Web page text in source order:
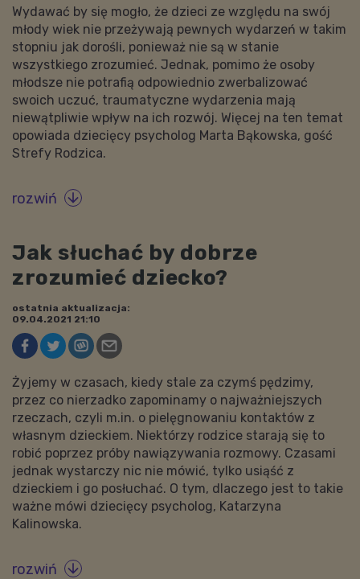
Wydawać by się mogło, że dzieci ze względu na swój
młody wiek nie przeżywają pewnych wydarzeń w takim
stopniu jak dorośli, ponieważ nie są w stanie
wszystkiego zrozumieć. Jednak, pomimo że osoby
młodsze nie potrafią odpowiednio zwerbalizować
swoich uczuć, traumatyczne wydarzenia mają
niewątpliwie wpływ na ich rozwój. Więcej na ten temat
opowiada dziecięcy psycholog Marta Bąkowska, gość
Strefy Rodzica.
rozwiń 
Jak słuchać by dobrze
zrozumieć dziecko?
ostatnia aktualizacja:
09.04.2021 21:10
Żyjemy w czasach, kiedy stale za czymś pędzimy,
przez co nierzadko zapominamy o najważniejszych
rzeczach, czyli m.in. o pielęgnowaniu kontaktów z
własnym dzieckiem. Niektórzy rodzice starają się to
robić poprzez próby nawiązywania rozmowy. Czasami
jednak wystarczy nic nie mówić, tylko usiąść z
dzieckiem i go posłuchać. O tym, dlaczego jest to takie
ważne mówi dziecięcy psycholog, Katarzyna
Kalinowska.
rozwiń 